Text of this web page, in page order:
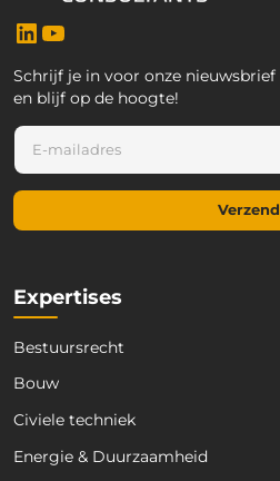
LinkedIn
Schrijf je in voor onze nieuwsbrief
en blijf op de hoogte!
E
-
a
i
E
m
a
i
Verzend
Expertises
Bestuursrecht
Bouw
Civiele techniek
Energie & Duurzaamheid